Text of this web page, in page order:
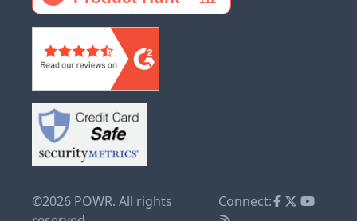
©2026 POWR. All rights
Connect: